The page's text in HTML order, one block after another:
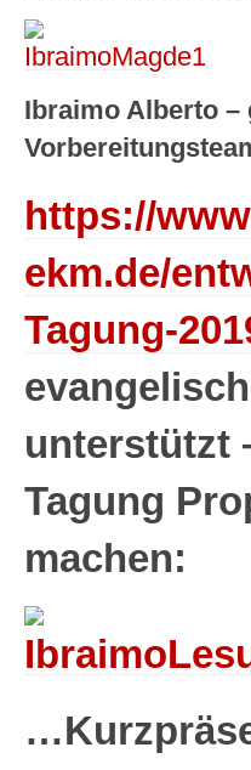
Ibraimo Alberto –
https://
ekm.de/
Tagung-
unterstützt
Tagung
machen: